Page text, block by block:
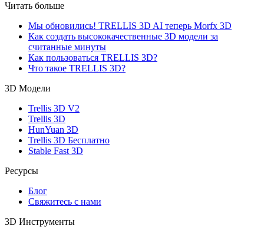
Читать больше
Мы обновились! TRELLIS 3D AI теперь Morfx 3D
Как создать высококачественные 3D модели за
считанные минуты
Как пользоваться TRELLIS 3D?
Что такое TRELLIS 3D?
3D Модели
Trellis 3D V2
Trellis 3D
HunYuan 3D
Trellis 3D Бесплатно
Stable Fast 3D
Ресурсы
Блог
Свяжитесь с нами
3D Инструменты